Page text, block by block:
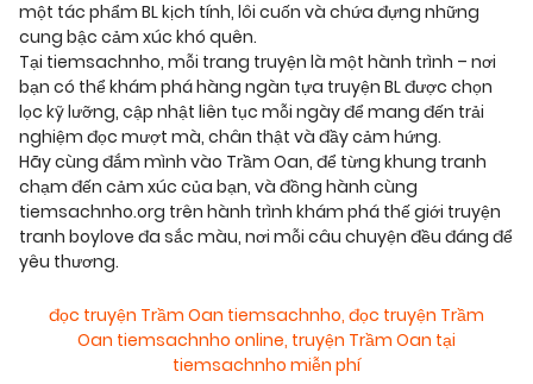
một tác phẩm BL kịch tính, lôi cuốn và chứa đựng những
cung bậc cảm xúc khó quên.
Tại tiemsachnho, mỗi trang truyện là một hành trình – nơi
bạn có thể khám phá hàng ngàn tựa truyện BL được chọn
lọc kỹ lưỡng, cập nhật liên tục mỗi ngày để mang đến trải
nghiệm đọc mượt mà, chân thật và đầy cảm hứng.
Hãy cùng đắm mình vào Trầm Oan, để từng khung tranh
chạm đến cảm xúc của bạn, và đồng hành cùng
tiemsachnho.org trên hành trình khám phá thế giới truyện
tranh boylove đa sắc màu, nơi mỗi câu chuyện đều đáng để
yêu thương.
đọc truyện Trầm Oan tiemsachnho, đọc truyện Trầm
Oan tiemsachnho online, truyện Trầm Oan tại
tiemsachnho miễn phí